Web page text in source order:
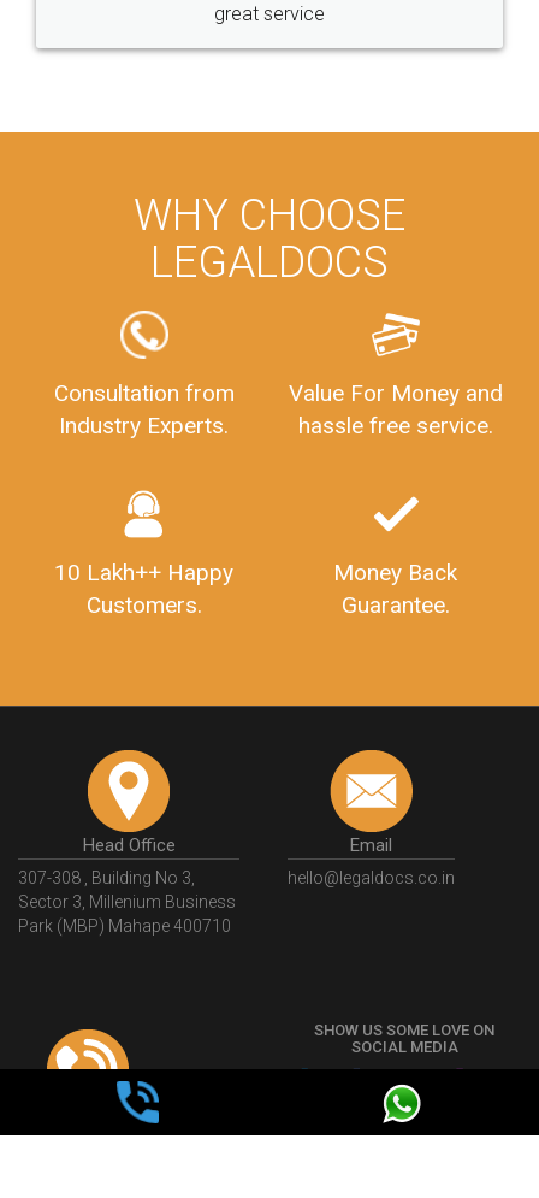
great service
WHY CHOOSE
LEGALDOCS
Consultation from
Industry Experts.
Value For Money and
hassle free service.
10 Lakh++ Happy
Customers.
Money Back
Guarantee.
Head Office
307-308 , Building No 3,
Sector 3, Millenium Business
Park (MBP) Mahape 400710
Email
hello@legaldocs.co.in
SHOW US SOME LOVE ON
SOCIAL MEDIA